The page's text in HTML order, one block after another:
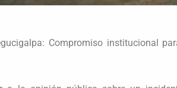
Compromiso institucional